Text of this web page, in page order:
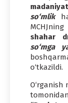
so‘mlik
shahar
so‘mga
o‘tkazildi.
O‘rganish